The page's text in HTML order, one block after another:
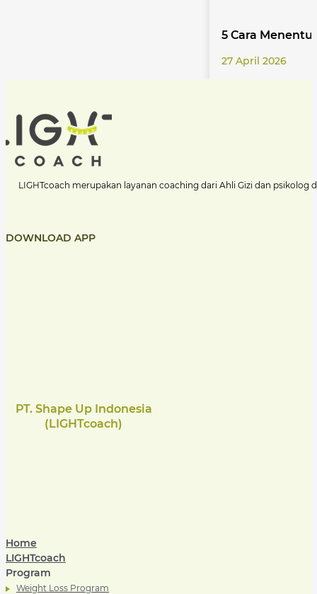
5 Cara
27 April 2026
LIGHTcoach merupakan layanan coaching dari Ahli Gizi dan
PT. Shape Up Indonesia
(LIGHTcoach)
Home
LIGHTcoach
Program
Weight Loss Program
DOWNLOAD APP